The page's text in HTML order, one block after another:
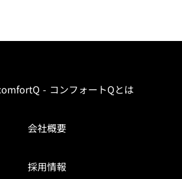
- コンフォートQとは
会社概要
採用情報